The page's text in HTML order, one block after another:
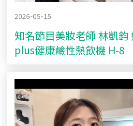
2026-05-15
知名節目美妝老師 林凱鈞
plus健康鹼性熱飲機 H-8